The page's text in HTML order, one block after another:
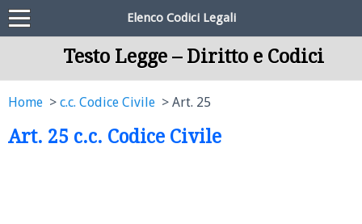
Elenco Codici Legali
Testo Legge – Diritto e Codici
Home c.c. Codice Civile Art. 25
Art. 25 c.c. Codice Civile